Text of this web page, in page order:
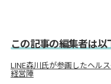
この記事の編集者は
LINE森川氏が参画したヘル
経営陣